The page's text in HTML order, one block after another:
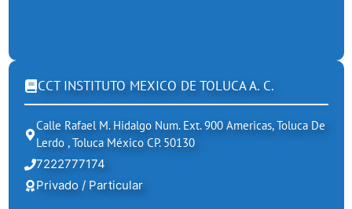
CCT INSTITUTO MEXICO DE TOLUCA A. C.
Calle Rafael M. Hidalgo Num. Ext. 900 Americas, Toluca De
Lerdo , Toluca México CP. 50130
7222777174
Privado / Particular